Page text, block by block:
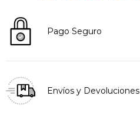
Pago Seguro
Envíos y Devoluciones